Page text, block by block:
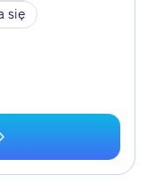
się